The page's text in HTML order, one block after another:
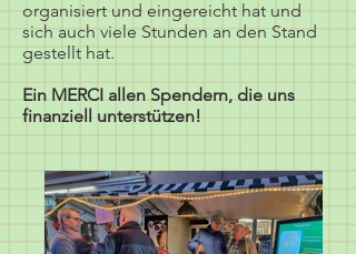
organisiert und eingereicht hat und
sich auch viele Stunden an den Stand
gestellt hat.
Ein MERCI allen Spendern, die uns
finanziell unterstützen!